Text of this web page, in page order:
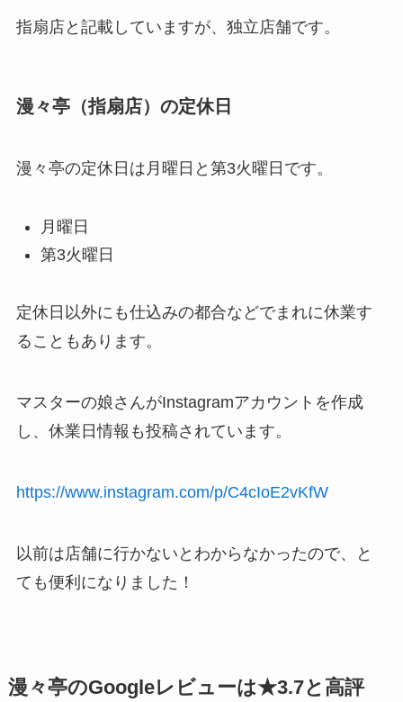
指扇店と記載していますが、独立店舗です。
漫々亭（指扇店）の定休日
漫々亭の定休日は月曜日と第3火曜日です。
月曜日
第3火曜日
定休日以外にも仕込みの都合などでまれに休業す
ることもあります。
マスターの娘さんがInstagramアカウントを作成
し、休業日情報も投稿されています。
https://www.instagram.com/p/C4cIoE2vKfW
以前は店舗に行かないとわからなかったので、と
ても便利になりました！
漫々亭のGoogleレビューは★3.7と高評